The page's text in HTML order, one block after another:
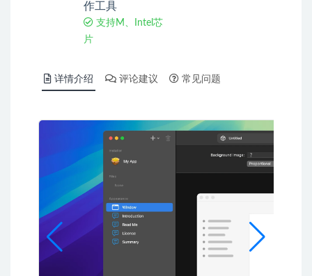
作工具
支持M、Intel芯
片
详情介绍 评论建议 常见问题